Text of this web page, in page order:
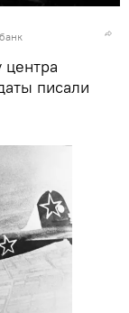
центра
писали